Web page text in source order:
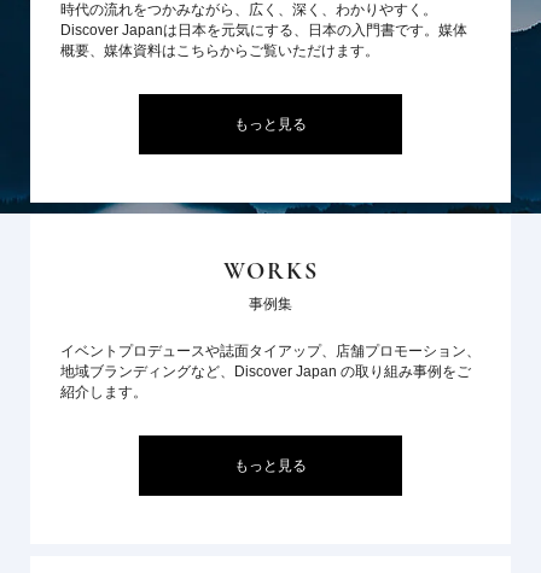
時代の流れをつかみながら、広く、深く、わかりやすく。
Discover Japanは日本を元気にする、日本の入門書です。媒体
概要、媒体資料はこちらからご覧いただけます。
もっと見る
WORKS
事例集
イベントプロデュースや誌面タイアップ、店舗プロモーション、
地域ブランディングなど、Discover Japan の取り組み事例をご
紹介します。
もっと見る